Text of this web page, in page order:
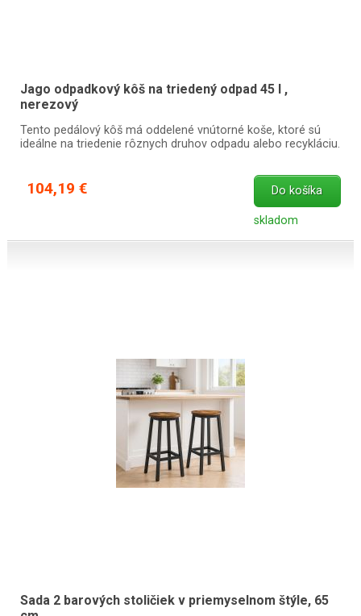
Jago odpadkový kôš na triedený odpad 45 l ,
nerezový
Tento pedálový kôš má oddelené vnútorné koše, ktoré sú
ideálne na triedenie rôznych druhov odpadu alebo recykláciu.
104,19 € Do košíka
skladom
Sada 2 barových stoličiek v priemyselnom štýle, 65